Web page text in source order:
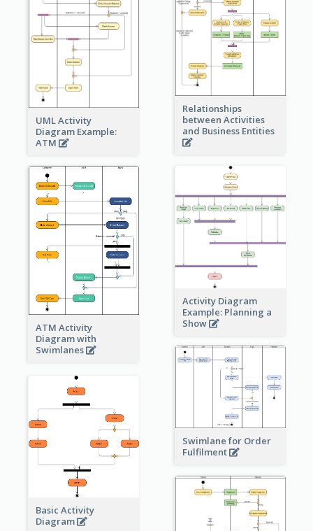
UML Activity
Diagram Example:
ATM
Relationships
between Activities
and Business Entities
ATM Activity
Diagram with
Swimlanes
Activity Diagram
Example: Planning a
Show
Swimlane for Order
Fulfilment
Basic Activity
Diagram